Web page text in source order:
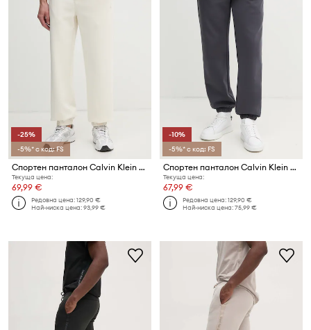
-25%
-5%* с код: FS
Спортен панталон Calvin Klein Jeans
Текуща цена:
69,99 €
Редовна цена:129,90 €
Най-ниска цена:93,99 €
-10%
-5%* с код: FS
Спортен панталон Calvin Klein Jeans
Текуща цена:
67,99 €
Редовна цена:129,90 €
Най-ниска цена:75,99 €